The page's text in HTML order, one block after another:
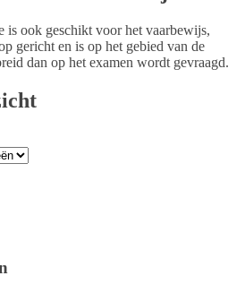
is ook geschikt voor het vaarbewijs,
gericht en is op het gebied van de
dan op het examen wordt gevraagd.